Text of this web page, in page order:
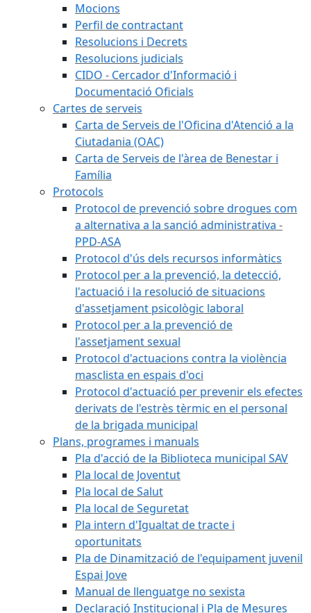
Mocions
Perfil de contractant
Resolucions i Decrets
Resolucions judicials
CIDO - Cercador d'Informació i
Documentació Oficials
Cartes de serveis
Carta de Serveis de l'Oficina d'Atenció a la
Ciutadania (OAC)
Carta de Serveis de l'àrea de Benestar i
Família
Protocols
Protocol de prevenció sobre drogues com
a alternativa a la sanció administrativa -
PPD-ASA
Protocol d'ús dels recursos informàtics
Protocol per a la prevenció, la detecció,
l'actuació i la resolució de situacions
d'assetjament psicològic laboral
Protocol per a la prevenció de
l'assetjament sexual
Protocol d'actuacions contra la violència
masclista en espais d'oci
Protocol d'actuació per prevenir els efectes
derivats de l'estrès tèrmic en el personal
de la brigada municipal
Plans, programes i manuals
Pla d'acció de la Biblioteca municipal SAV
Pla local de Joventut
Pla local de Salut
Pla local de Seguretat
Pla intern d'Igualtat de tracte i
oportunitats
Pla de Dinamització de l'equipament juvenil
Espai Jove
Manual de llenguatge no sexista
Declaració Institucional i Pla de Mesures